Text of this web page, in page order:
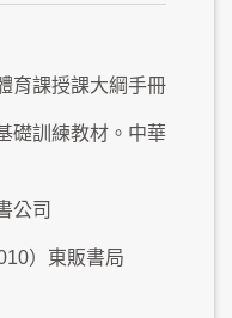
育課授課大綱手冊
礎訓練教材。中華
公司
）東販書局